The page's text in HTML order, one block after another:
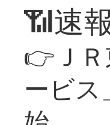
📶速
👉Ｊ
ービ